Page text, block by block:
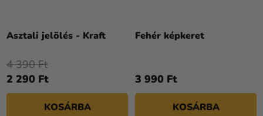
Asztali jelölés - Kraft
2 290 Ft
4 390 Ft
KOSÁRBA
Fehér képkeret
3 990 Ft
KOSÁRBA